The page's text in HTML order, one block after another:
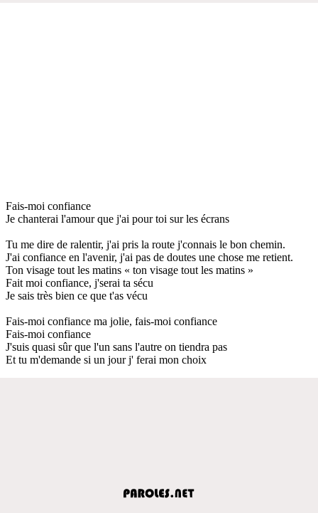
Fais-moi confiance
Je chanterai l'amour que j'ai pour toi sur les écrans
Tu me dire de ralentir, j'ai pris la route j'connais le bon chemin.
J'ai confiance en l'avenir, j'ai pas de doutes une chose me retient.
Ton visage tout les matins « ton visage tout les matins »
Fait moi confiance, j'serai ta sécu
Je sais très bien ce que t'as vécu
Fais-moi confiance ma jolie, fais-moi confiance
Fais-moi confiance
J'suis quasi sûr que l'un sans l'autre on tiendra pas
Et tu m'demande si un jour j' ferai mon choix